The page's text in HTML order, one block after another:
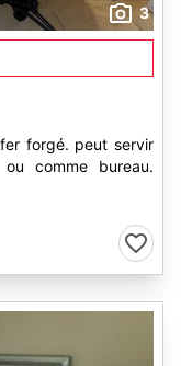
3
forgé. peut servir
comme bureau.